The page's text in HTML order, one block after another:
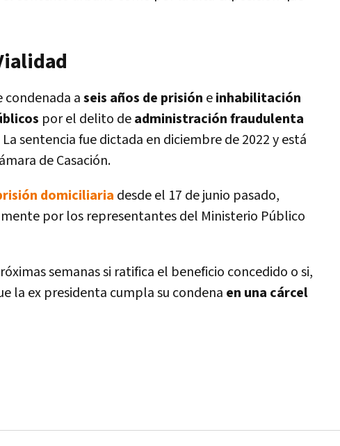
condenada aseis años de prisión einhabilitación
por el delito deadministración fraudulenta
sentencia fue dictada en diciembre de 2022 y está
de Casación.
domiciliaria desde el 17 de junio pasado,
por los representantes del Ministerio Público
semanas si ratifica el beneficio concedido o si,
la ex presidenta cumpla su condena en una cárcel